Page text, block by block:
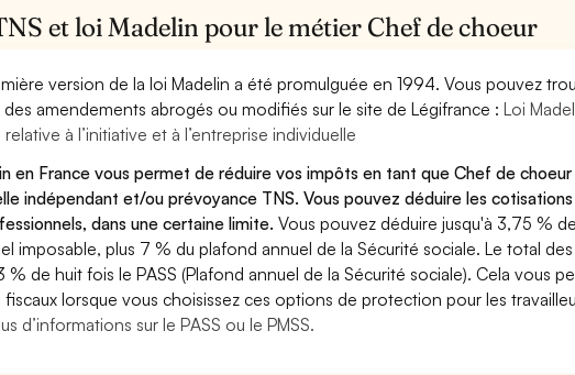
et loi Madelin pour le métier Chef de choeur
version de la loi Madelin a été promulguée en 1994. Vous pouvez
des amendements abrogés ou modifiés sur le site de Légifrance :Loi
à l’initiative et à l’entreprise individuelle
en France vous permet de réduire vos impôts en tant que Chef de
indépendant et/ou prévoyance TNS. Vous pouvez déduire les
dans une certaine limite.Vous pouvez déduire jusqu'à 3,75 %
imposable, plus 7 % du plafond annuel de la Sécurité sociale. Le total
% de huit fois le PASS (Plafond annuel de la Sécurité sociale). Cela vous
fiscaux lorsque vous choisissez ces options de protection pour les
d’informations sur le PASS ou le PMSS.